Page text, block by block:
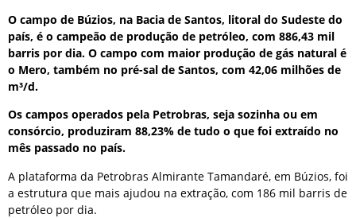
O campo de Búzios, na Bacia de Santos, litoral do Sudeste do
país, é o campeão de produção de petróleo, com 886,43 mil
barris por dia. O campo com maior produção de gás natural é
o Mero, também no pré-sal de Santos, com 42,06 milhões de
m³/d.
Os campos operados pela Petrobras, seja sozinha ou em
consórcio, produziram 88,23% de tudo o que foi extraído no
mês passado no país.
A plataforma da Petrobras Almirante Tamandaré, em Búzios, foi
a estrutura que mais ajudou na extração, com 186 mil barris de
petróleo por dia.